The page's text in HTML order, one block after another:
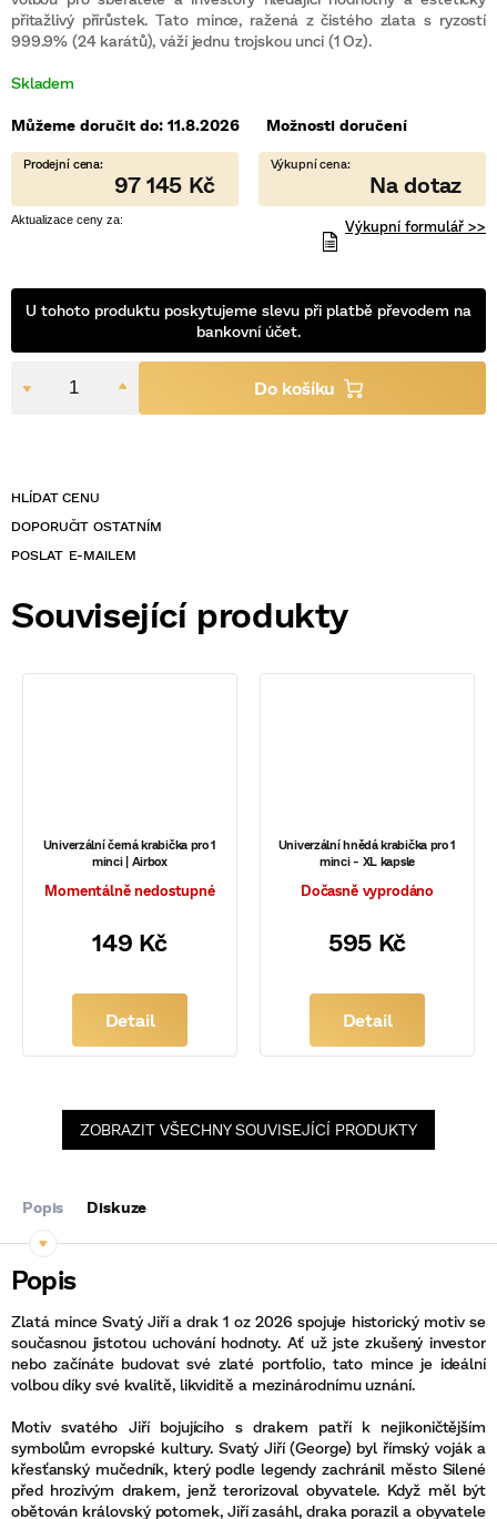
Skladem
přitažlivý přírůstek. Tato mince, ražená z čistého zlata s ryzostí
999.9% (24 karátů), váží jednu trojskou unci (1 Oz).
POSLAT
0,0
z
5
97 145 Kč
Výkupní formulář >>
U tohoto produktu poskytujeme slevu při platbě převodem na
bankovní účet.
Můžeme doručit do: 11.8.2026 Možnosti doručení
Související produkty
Univerzální černá krabička pro 1
minci | Airbox
Momentálně nedostupné
149 Kč
Detail
Univerzální hnědá krabička pro 1
minci - XL kapsle
Dočasně vyprodáno
595 Kč
Detail
ZOBRAZIT VŠECHNY SOUVISEJÍCÍ PRODUKTY
Popis Diskuze
Zlatá mince Svatý Jiří a drak 1 oz 2026 spojuje historický motiv se
současnou jistotou uchování hodnoty. Ať už jste zkušený investor
nebo začínáte budovat své zlaté portfolio, tato mince je ideální
volbou díky své kvalitě, likviditě a mezinárodnímu uznání.
Motiv svatého Jiří bojujícího s drakem patří k nejikoničtějším
symbolům evropské kultury. Svatý Jiří (George) byl římský voják a
křesťanský mučedník, který podle legendy zachránil město Silené
před hrozivým drakem, jenž terorizoval obyvatele. Když měl být
obětován královský potomek, Jiří zasáhl, draka porazil a obyvatele